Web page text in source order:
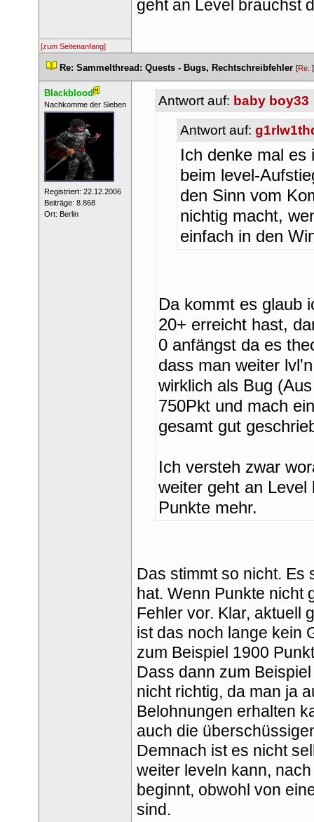
geht an Level brauchst
[zum Seitenanfang]
Re: Sammelthread: Quests - Bugs, Rechtschreibfehler [Re:
Blackblood
​Nachkomme der Sieben
Registriert: 22.12.2006
Beiträge: 8.868
Ort: Berlin
Antwort auf: baby boy33
Antwort auf:
Ich denke mal es
beim level-
den Sinn vom
nichtig macht,
einfach in den
Da kommt es glaub
20+ erreicht hast,
0 anfängst da es
dass man weiter
wirklich als Bug
750Pkt und mach
gesamt gut
Ich versteh zwar
weiter geht an Level
Punkte mehr.
Das stimmt so nicht. Es
hat. Wenn Punkte nicht
Fehler vor. Klar, aktuell
ist das noch lange kein
zum Beispiel 1900
Dass dann zum
nicht richtig, da man ja
Belohnungen erhalten
auch die
Demnach ist es nicht
weiter leveln kann,
beginnt, obwohl von
ind.